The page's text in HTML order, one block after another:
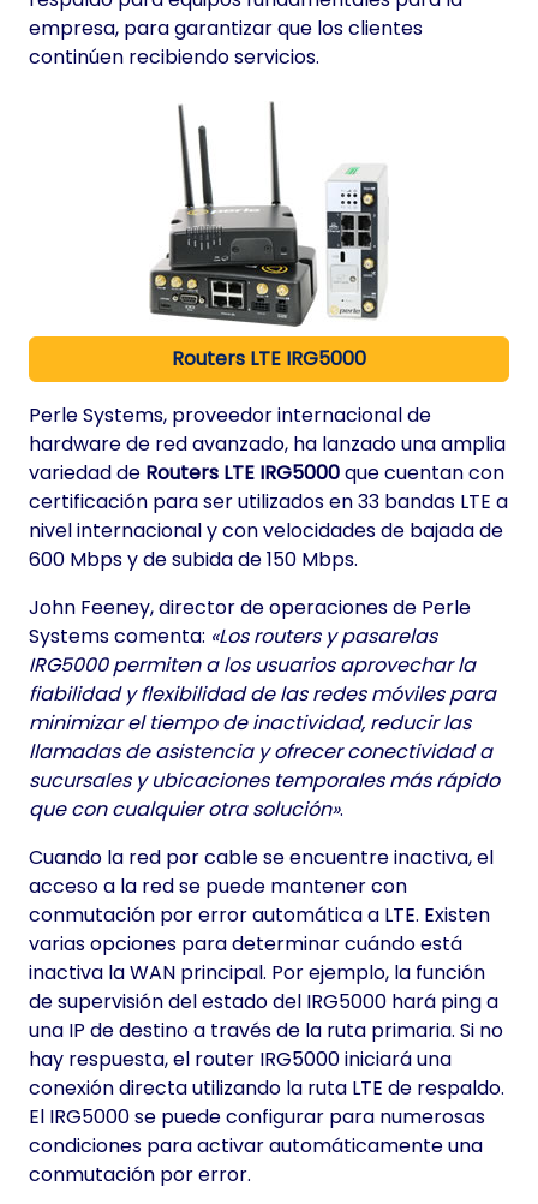
empresa, para garantizar que los clientes
continúen recibiendo servicios.
Perle Systems, proveedor internacional de
hardware de red avanzado, ha lanzado una amplia
variedad de Routers LTE IRG5000que cuentan con
certificación para ser utilizados en 33 bandas LTE a
nivel internacional y con velocidades de bajada de
600 Mbps y de subida de 150 Mbps.
John Feeney, director de operaciones de Perle
Systems comenta: «Los routers y pasarelas
IRG5000 permiten a los usuarios aprovechar la
fiabilidad y flexibilidad de las redes móviles para
minimizar el tiempo de inactividad, reducir las
llamadas de asistencia y ofrecer conectividad a
sucursales y ubicaciones temporales más rápido
que con cualquier otra solución».
Cuando la red por cable se encuentre inactiva, el
acceso a la red se puede mantener con
conmutación por error automática a LTE. Existen
varias opciones para determinar cuándo está
inactiva la WAN principal. Por ejemplo, la función
de supervisión del estado del IRG5000 hará ping a
una IP de destino a través de la ruta primaria. Si no
hay respuesta, el router IRG5000 iniciará una
conexión directa utilizando la ruta LTE de respaldo.
El IRG5000 se puede configurar para numerosas
condiciones para activar automáticamente una
conmutación por error.
Routers LTE IRG5000